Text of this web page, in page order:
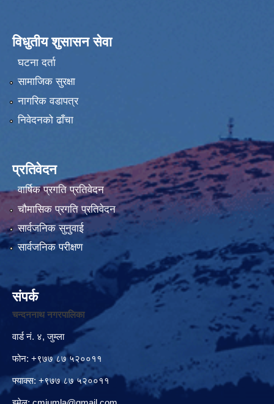
विधुतीय शुसासन सेवा
घटना दर्ता
सामाजिक सुरक्षा
नागरिक वडापत्र
निवेदनको ढाँचा
प्रतिवेदन
वार्षिक प्रगति प्रतिवेदन
चौमासिक प्रगति प्रतिवेदन
सार्वजनिक सुनुवाई
सार्वजनिक परीक्षण
संपर्क
चन्दननाथ नगरपालिका
वार्ड नं. ४, जुम्ला
फोन: +९७७ ८७ ५२००११
फ्याक्स: +९७७ ८७ ५२००११